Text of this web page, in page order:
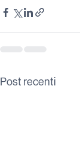
Post recenti